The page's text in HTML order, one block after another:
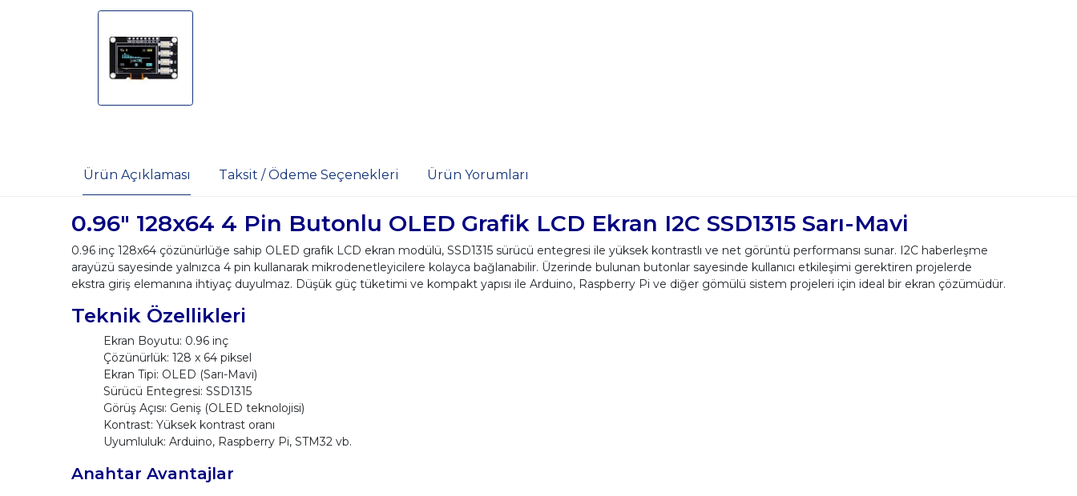
Ürün Açıklaması Taksit / Ödeme Seçenekleri Ürün Yorumları
0.96" 128x64 4 Pin Butonlu OLED Grafik LCD Ekran I2C SSD1315 Sarı-Mavi
0.96 inç 128x64 çözünürlüğe sahip OLED grafik LCD ekran modülü, SSD1315 sürücü entegresi ile yüksek kontrastlı ve net görüntü performansı sunar. I2C haberleşme
arayüzü sayesinde yalnızca 4 pin kullanarak mikrodenetleyicilere kolayca bağlanabilir. Üzerinde bulunan butonlar sayesinde kullanıcı etkileşimi gerektiren projelerde
ekstra giriş elemanına ihtiyaç duyulmaz. Düşük güç tüketimi ve kompakt yapısı ile Arduino, Raspberry Pi ve diğer gömülü sistem projeleri için ideal bir ekran çözümüdür.
Teknik Özellikleri
Ekran Boyutu: 0.96 inç
Çözünürlük: 128 x 64 piksel
Ekran Tipi: OLED (Sarı-Mavi)
Sürücü Entegresi: SSD1315
Görüş Açısı: Geniş (OLED teknolojisi)
Kontrast: Yüksek kontrast oranı
Uyumluluk: Arduino, Raspberry Pi, STM32 vb.
Anahtar Avantajlar